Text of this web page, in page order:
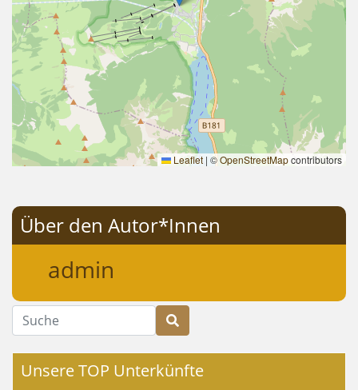
Leaflet | ©OpenStreetMapcontributors
Über den Autor*Innen
admin
Suche
Unsere TOP Unterkünfte